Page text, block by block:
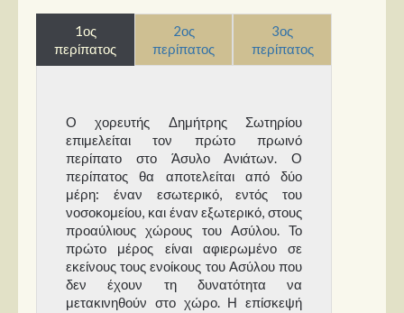
1ος
περίπατος
2ος
περίπατος
3ος
περίπατος
Ο χορευτής Δημήτρης Σωτηρίου
επιμελείται τον πρώτο πρωινό
περίπατο στο Άσυλο Ανιάτων. Ο
περίπατος θα αποτελείται από δύο
μέρη: έναν εσωτερικό, εντός του
νοσοκομείου, και έναν εξωτερικό, στους
προαύλιους χώρους του Ασύλου. Το
πρώτο μέρος είναι αφιερωμένο σε
εκείνους τους ενοίκους του Ασύλου που
δεν έχουν τη δυνατότητα να
μετακινηθούν στο χώρο. Η επίσκεψή